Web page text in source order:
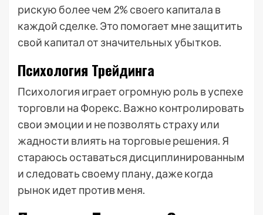
рискую более чем 2% своего капитала в
каждой сделке. Это помогает мне защитить
свой капитал от значительных убытков.
Психология Трейдинга
Психология играет огромную роль в успехе
торговли на Форекс. Важно контролировать
свои эмоции и не позволять страху или
жадности влиять на торговые решения. Я
стараюсь оставаться дисциплинированным
и следовать своему плану, даже когда
рынок идет против меня.